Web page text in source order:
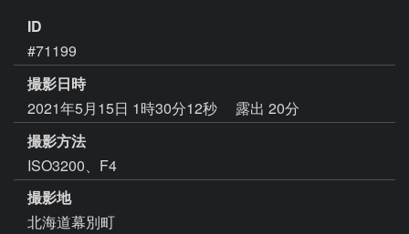
ID
#71199
撮影日時
2021年5月15日 1時30分12秒
露出 20分
撮影方法
ISO3200、F4
撮影地
北海道幕別町